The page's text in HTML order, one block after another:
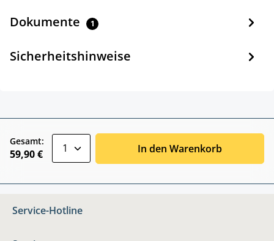
Dokumente 1
Sicherheitshinweise
Gesamt:
59,90 € In den Warenkorb
Service-Hotline